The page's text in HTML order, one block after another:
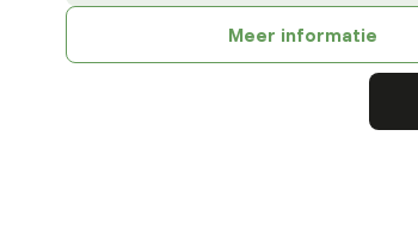
Meer informatie